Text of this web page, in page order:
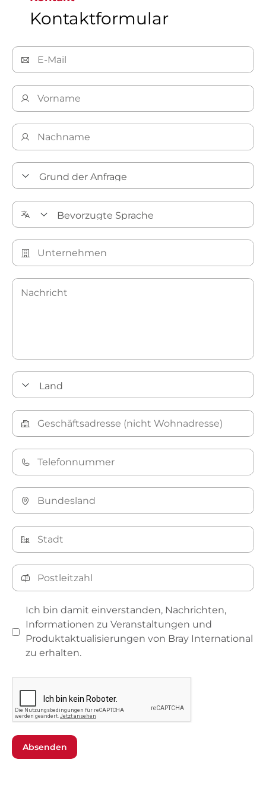
Kontaktformular
Ich bin damit einverstanden, Nachrichten,
Informationen zu Veranstaltungen und
Produktaktualisierungen von Bray International
zu erhalten.
Absenden